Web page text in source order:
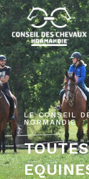
LE CONSEIL
NORMANDIE